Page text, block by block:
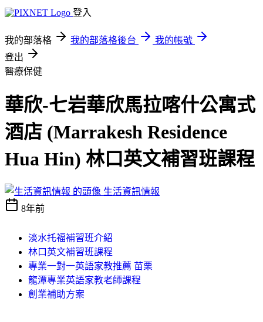
登入
我的部落格 我的部落格後台
我的帳號
登出
醫療保健
華欣-七岩華欣馬拉喀什公寓式
酒店 (Marrakesh Residence
Hua Hin) 林口英文補習班課程
生活資訊情報
8年前
淡水托福補習班介紹
林口英文補習班課程
專業一對一英語家教推薦 苗栗
龍潭專業英語家教老師課程
創業補助方案